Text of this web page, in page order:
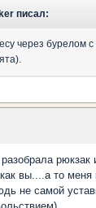
писал:
через бурелом
рюкзак
вы....а то
не самой